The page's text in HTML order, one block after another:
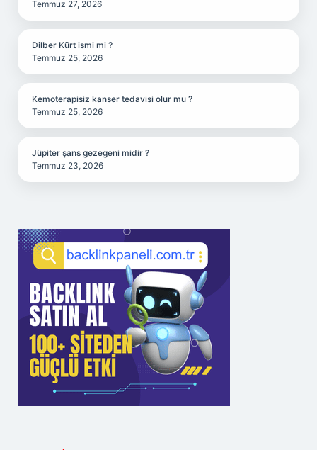
Temmuz 27, 2026
Dilber Kürt ismi mi ?
Temmuz 25, 2026
Kemoterapisiz kanser tedavisi olur mu ?
Temmuz 25, 2026
Jüpiter şans gezegeni midir ?
Temmuz 23, 2026